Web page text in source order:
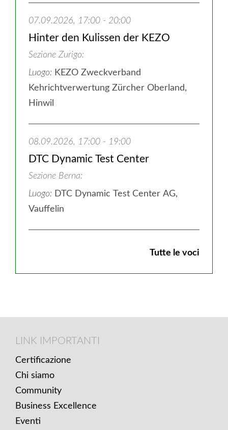
07.09.2026, 17:00 - 20:00
Hinter den Kulissen der KEZO
Sezione Zurigo
Luogo: KEZO Zweckverband
Kehrichtverwertung Zürcher Oberland,
Hinwil
08.09.2026, 17:00 - 19:00
DTC Dynamic Test Center
Sezione Berna
Luogo: DTC Dynamic Test Center AG,
Vauffelin
Tutte le voci
LINK
LINK IMPORTANTI
Certificazione
Chi siamo
Community
Business Excellence
Eventi